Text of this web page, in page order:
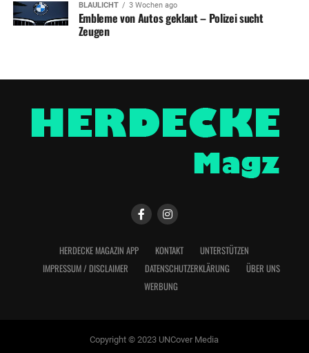
BLAULICHT 3 Wochen ago
Embleme von Autos geklaut – Polizei sucht
Zeugen
HERDECKE MAGAZIN APP KONTAKT
UNTERSTÜTZEN
IMPRESSUM / DISCLAIMER
DATENSCHUTZERKLÄRUNG
ÜBER UNS
WERBUNG
Copyright © 2023 UNCover Media